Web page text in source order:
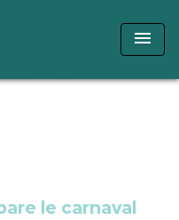
menu
le carnaval